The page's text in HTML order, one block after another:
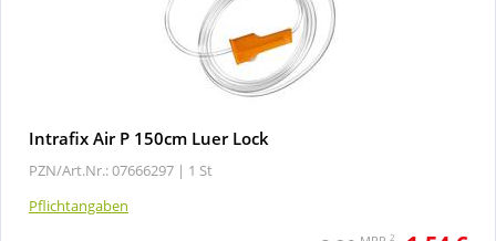
Intrafix Air P 150cm Luer Lock
PZN/Art.Nr.: 07666297 | 1 St
Pflichtangaben
2